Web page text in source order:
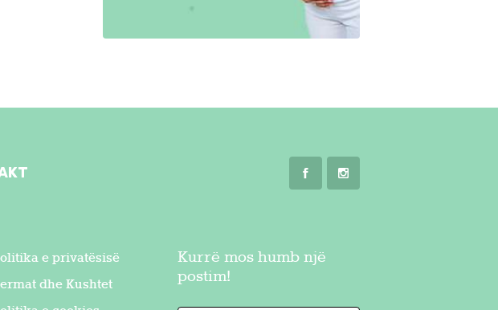
e privatësisë
dhe Kushtet
Kurrë mos humb një
postim!